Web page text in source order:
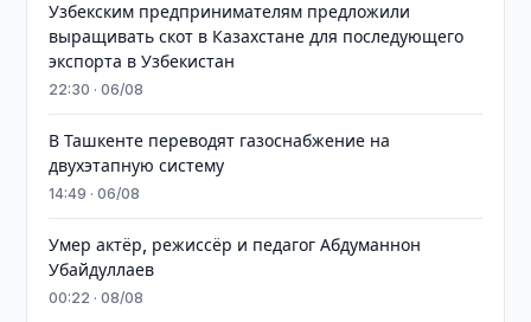
Узбекским предпринимателям предложили
выращивать скот в Казахстане для последующего
экспорта в Узбекистан
22:30 · 06/08
В Ташкенте переводят газоснабжение на
двухэтапную систему
14:49 · 06/08
Умер актёр, режиссёр и педагог Абдуманнон
Убайдуллаев
00:22 · 08/08